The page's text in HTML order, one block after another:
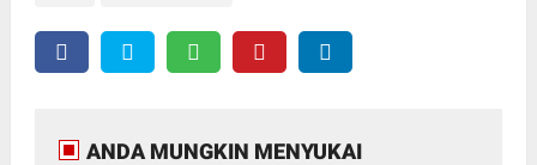
ANDA MUNGKIN MENYUKAI